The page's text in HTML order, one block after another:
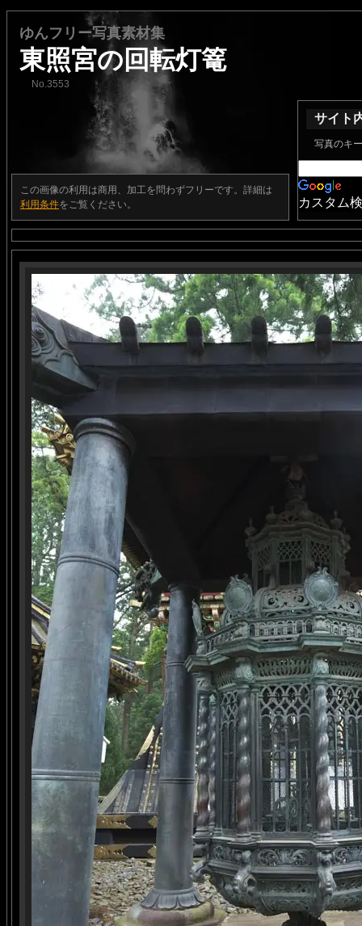
ゆんフリー写真素材集
東照宮の回転灯篭
No.3553
この画像の利用は商用、加工を問わずフリーです。詳細は
利用条件をご覧ください。
サイト
写真のキ
カスタム